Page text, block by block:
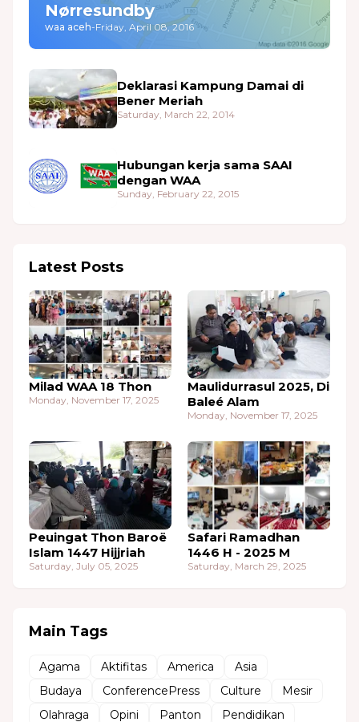
Nørresundby
waa aceh-Friday, April 08, 2016
Deklarasi Kampung Damai di
Bener Meriah
Saturday, March 22, 2014
Hubungan kerja sama SAAI
dengan WAA
Sunday, February 22, 2015
Latest Posts
Milad WAA 18 Thon
Monday, November 17, 2025
Maulidurrasul 2025, Di
Baleé Alam
Monday, November 17, 2025
Peuingat Thon Baroë
Islam 1447 Hijjriah
Saturday, July 05, 2025
Safari Ramadhan
1446 H - 2025 M
Saturday, March 29, 2025
Main Tags
Agama Aktifitas America
Asia
Budaya
ConferencePress Culture
Mesir
Olahraga
Opini Panton Pendidikan